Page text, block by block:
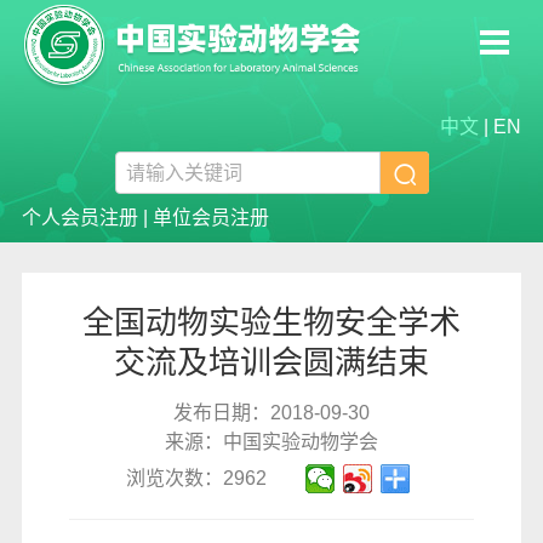
中文 EN

个人会员注册| 单位会员注册
全国动物实验生物安全学术
交流及培训会圆满结束
发布日期：2018-09-30
来源：中国实验动物学会
浏览次数：2962